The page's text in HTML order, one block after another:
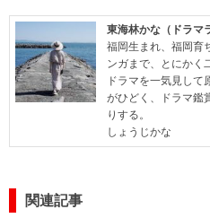
東海林かな（ドラマ
福岡生まれ、福岡育
ンガまで、とにかく
ドラマを一気見して
がひどく、ドラマ鑑
りする。
しょうじかな
関連記事